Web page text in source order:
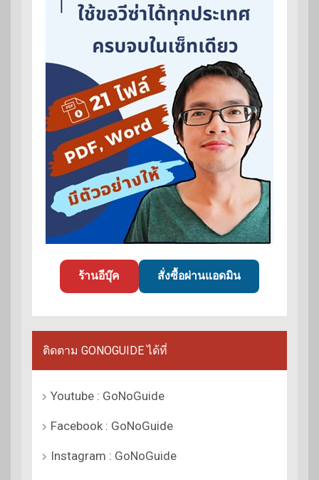
ร้านอีบุ๊ค สั่งซื้อผ่านแอดมิน
ติดตาม GONOGUIDE ได้ที่
Youtube : GoNoGuide
Facebook : GoNoGuide
Instagram : GoNoGuide